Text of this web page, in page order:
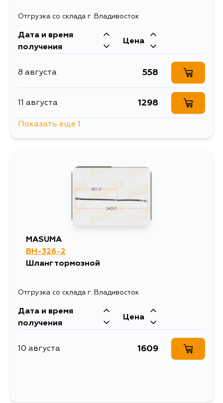
Отгрузка со склада г. Владивосток
Дата и время
получения
Цена
8 августа 558
11 августа 1298
Показать еще 1
MASUMA
BH-326-2
Шланг тормозной
Отгрузка со склада г. Владивосток
Дата и время
получения
Цена
10 августа 1609